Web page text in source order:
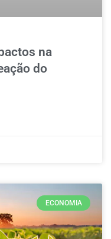
na
do
ECONOMIA